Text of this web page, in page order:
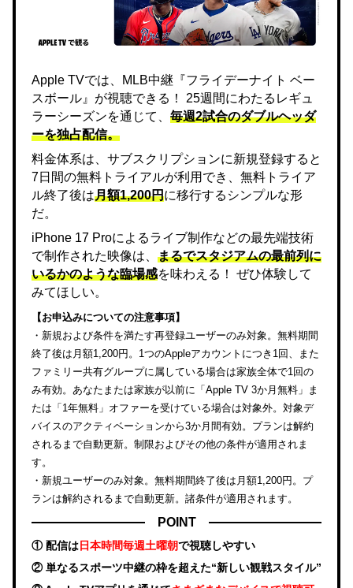
Apple TVでは、MLB中継『フライデーナイト ベー
スボール』が視聴できる！ 25週間にわたるレギュ
ラーシーズンを通じて、 毎週2試合のダブルヘッダ
ーを独占配信。
料金体系は、サブスクリプションに新規登録すると
7日間の無料トライアルが利用でき、無料トライア
ル終了後は月額1,200円に移行するシンプルな形
だ。
iPhone 17 Proによるライブ制作などの最先端技術
で制作された映像は、 まるでスタジアムの最前列に
いるかのような臨場感を味わえる！ ぜひ体験して
みてほしい。
【お申込みについての注意事項】
・新規および条件を満たす再登録ユーザーのみ対象。無料期間
終了後は月額1,200円。1つのAppleアカウントにつき1回、また
ファミリー共有グループに属している場合は家族全体で1回の
み有効。あなたまたは家族が以前に「Apple TV 3か月無料」ま
たは「1年無料」オファーを受けている場合は対象外。対象デ
バイスのアクティベーションから3か月間有効。プランは解約
されるまで自動更新。制限およびその他の条件が適用されま
す。
・新規ユーザーのみ対象。無料期間終了後は月額1,200円。プ
ランは解約されるまで自動更新。諸条件が適用されます。
POINT
① 配信は日本時間毎週土曜朝で視聴しやすい
② 単なるスポーツ中継の枠を超えた“新しい観戦スタイル”